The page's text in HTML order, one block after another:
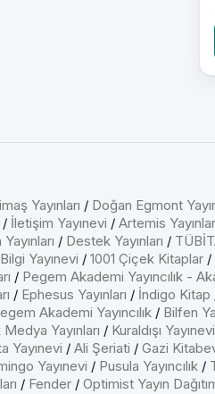
Yayınları / Doğan Egmont
/ İletişim Yayınevi / Artemis
/ Destek Yayınları /
Bilgi Yayınevi / 1001 Çiçek Kitaplar /
/ Pegem Akademi Yayıncılık -
/ Ephesus Yayınları / İndigo Kitap
Akademi Yayıncılık / Bilfen
Yayınları / Kuraldışı Yayınevi
Yayınevi / Ali Şeriati / Gazi
Yayınevi / Pusula Yayıncılık /
/ Fender / Optimist Yayın